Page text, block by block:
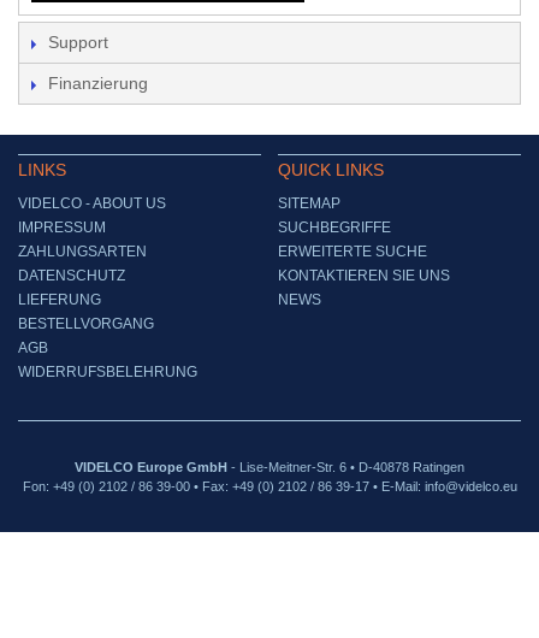
Support
Finanzierung
LINKS
VIDELCO - ABOUT US
IMPRESSUM
ZAHLUNGSARTEN
DATENSCHUTZ
LIEFERUNG
BESTELLVORGANG
AGB
WIDERRUFSBELEHRUNG
QUICK LINKS
SITEMAP
SUCHBEGRIFFE
ERWEITERTE SUCHE
KONTAKTIEREN SIE UNS
NEWS
VIDELCO Europe GmbH - Lise-Meitner-Str. 6 • D-40878 Ratingen
Fon: +49 (0) 2102 / 86 39-00 • Fax: +49 (0) 2102 / 86 39-17 • E-Mail: info@videlco.eu